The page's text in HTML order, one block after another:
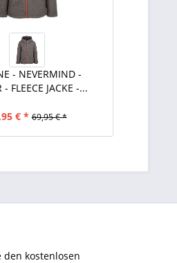
- NEVERMIND -
- FLEECE JACKE -...
€ * 69,95 € *
den kostenlosen